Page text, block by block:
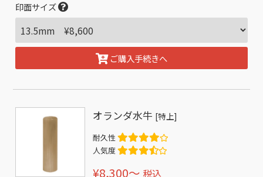
印面サイズ
ご購入手続きへ
オランダ水牛 [特上]
耐久性
人気度
¥8,300〜 税込